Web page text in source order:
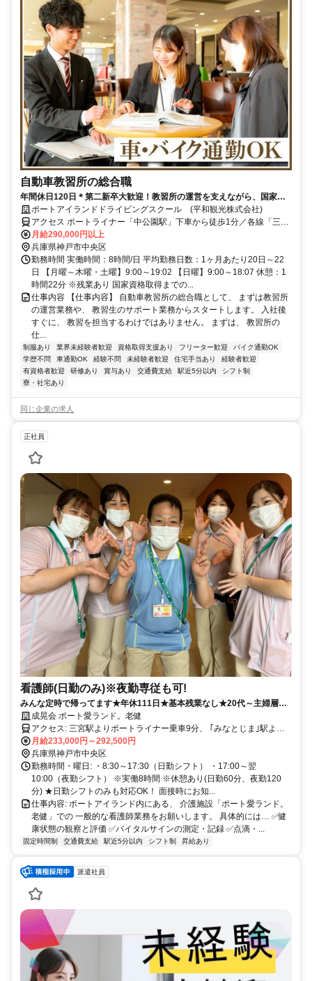
自動車教習所の総合職
年間休日120日＊第二新卒大歓迎！教習所の運営を支えながら、国家資
格を取得。将来は教習指導員として活躍できます！
ポートアイランドドライビングスクール (平和観光株式会社)
アクセス ポートライナー「中公園駅」下車から徒歩1分／各線「三宮
駅」より車で10分 ＜車・バイク通勤OK！＞
月給290,000円以上
兵庫県神戸市中央区
勤務時間 実働時間：8時間/日 平均勤務日数：1ヶ月あたり20日～22
日 【月曜～木曜・土曜】9:00～19:02 【日曜】9:00～18:07 休憩：1
時間22分 ※残業あり 国家資格取得までの...
仕事内容 【仕事内容】 自動車教習所の総合職として、 まずは教習所
の運営業務や、 教習生のサポート業務からスタートします。 入社後
すぐに、 教習を担当するわけではありません。 まずは、 教習所の
仕...
制服あり 業界未経験者歓迎 資格取得支援あり フリーター歓迎
バイク通勤OK
学歴不問
車通勤OK 経験不問 未経験者歓迎 住宅手当あり
経験者歓迎
有資格者歓迎
研修あり 賞与あり 交通費支給 駅近5分以内
シフト制
寮・社宅あり
同じ企業の求人
正社員
看護師(日勤のみ)※夜勤専従も可!
みんな定時で帰ってます★年休111日★基本残業なし★20代～主婦層ま
で活躍中★
成晃会 ポート愛ランド。老健
アクセス: 三宮駅よりポートライナー乗車9分、 ｢みなとじま｣駅より
徒歩1分(ほぼ直結) ※マイカー通勤OK
月給233,000円～292,500円
兵庫県神戸市中央区
勤務時間・曜日: ・8:30～17:30（日勤シフト） ・17:00～翌
10:00（夜勤シフト） ※実働8時間 ※休憩あり(日勤60分、夜勤120
分) ★日勤シフトのみも対応OK！ 面接時にお知...
仕事内容: ポートアイランド内にある、 介護施設「ポート愛ランド。
老健」での 一般的な看護師業務をお願いします。 具体的には… ✅️健
康状態の観察と評価 ✅️バイタルサインの測定・記録 ✅️点滴・...
固定時間制 交通費支給 駅近5分以内 シフト制 昇給あり
派遣社員